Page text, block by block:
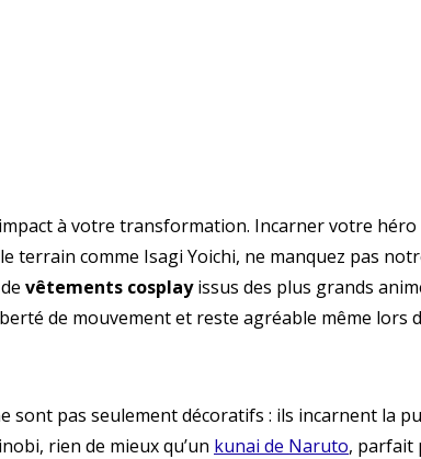
à votre transformation. Incarner votre
terrain comme Isagi Yoichi, ne manquez pas
vêtements cosplayissus des plus grands
de mouvement et reste agréable même lors
sont pas seulement décoratifs : ils incarnent la
rien de mieux qu’un kunai de Naruto, parfait